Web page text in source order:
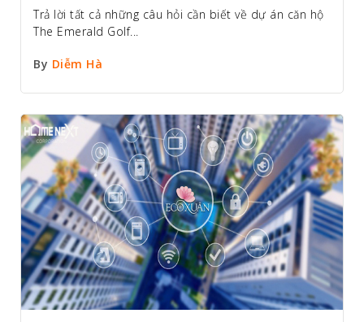
Trả lời tất cả những câu hỏi cần biết về dự án căn hộ
The Emerald Golf...
By Diễm Hà